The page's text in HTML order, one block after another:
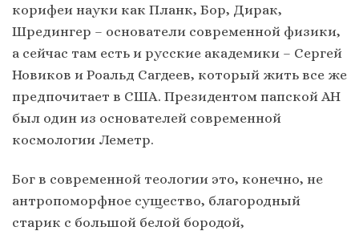
корифеи науки как Планк, Бор, Дирак,
Шредингер – основатели современной физики,
а сейчас там есть и русские академики – Сергей
Новиков и Роальд Сагдеев, который жить все же
предпочитает в США. Президентом папской АН
был один из основателей современной
космологии Леметр.
Бог в современной теологии это, конечно, не
антропоморфное существо, благородный
старик с большой белой бородой,